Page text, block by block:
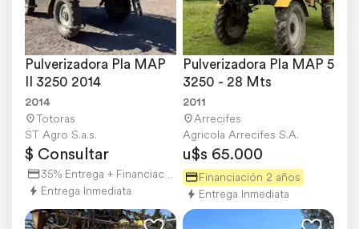
Pulverizadora Pla MAP
II 3250 2014
2014
Totoras
ST Agro S.a.s.
$ Consultar
35% Entrega + Financiación
Entrega Inmediata
Pulverizadora Pla MAP 5
3250 - 28 Mts
2011
Arrecifes
Agricola Arrecifes S.A.
u$s 65.000
Financiación 2 años
Entrega Inmediata